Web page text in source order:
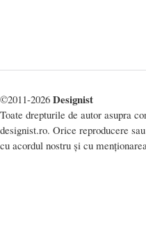
©2011-2026 Designist
Toate drepturile de autor asupra
designist.ro. Orice reproducere
cu acordul nostru și cu